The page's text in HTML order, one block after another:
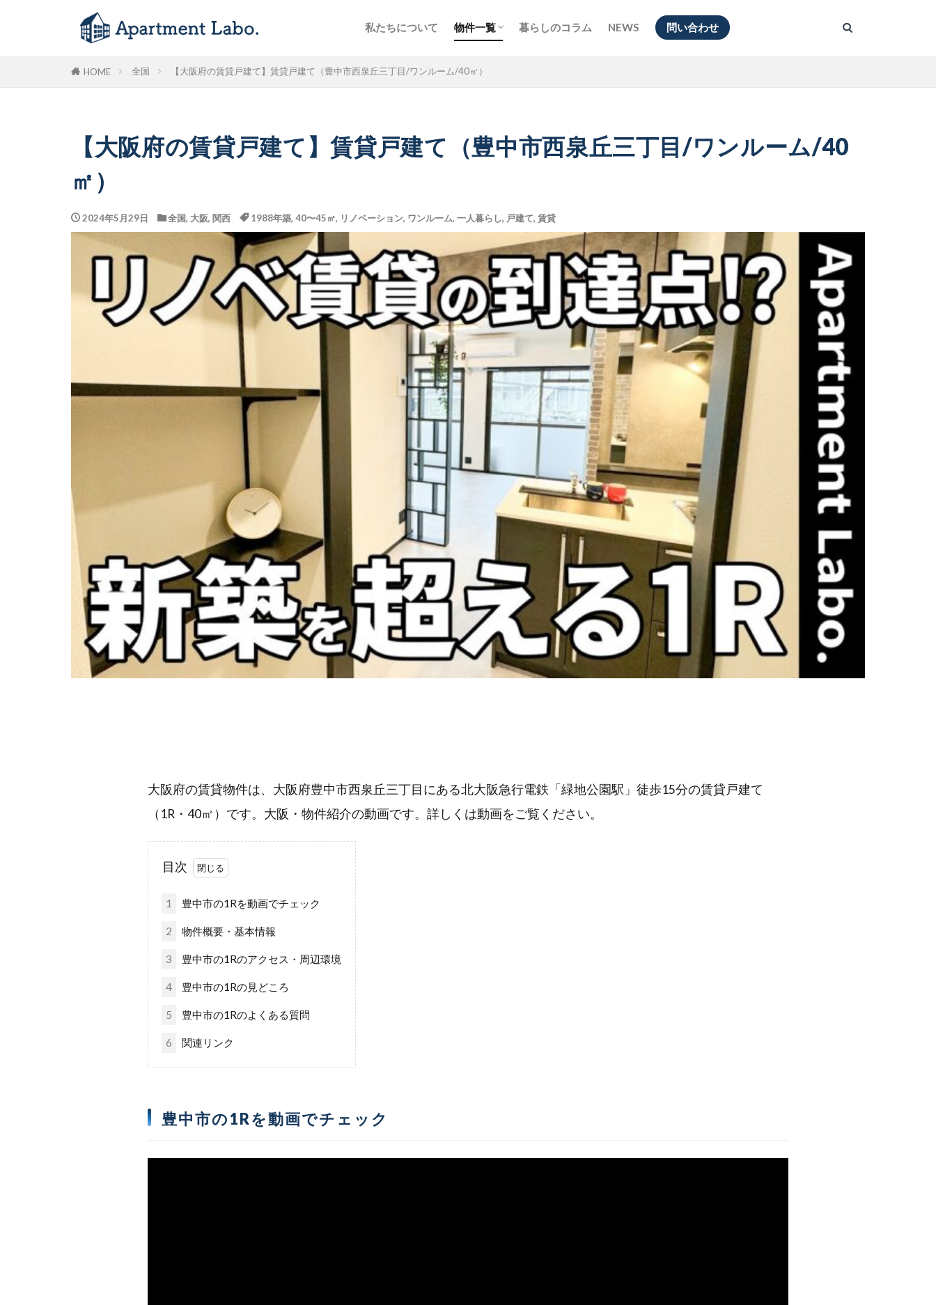
私たちについて 物件一覧 暮らしのコラム NEWS 問い合わせ
HOME 全国 【大阪府の賃貸戸建て】賃貸戸建て（豊中市西泉丘三丁目/ワンルーム/40㎡）
【大阪府の賃貸戸建て】賃貸戸建て（豊中市西泉丘三丁目/ワンルーム/40
㎡）
2024年5月29日 全国, 大阪, 関西 1988年築, 40〜45㎡, リノベーション, ワンルーム, 一人暮らし, 戸建て, 賃貸
大阪府の賃貸物件は、大阪府豊中市西泉丘三丁目にある北大阪急行電鉄「緑地公園駅」徒歩15分の賃貸戸建て
（1R・40㎡）です。大阪・物件紹介の動画です。詳しくは動画をご覧ください。
目次
1 豊中市の1Rを動画でチェック
2 物件概要・基本情報
3 豊中市の1Rのアクセス・周辺環境
4 豊中市の1Rの見どころ
5 豊中市の1Rのよくある質問
6 関連リンク
豊中市の1Rを動画でチェック